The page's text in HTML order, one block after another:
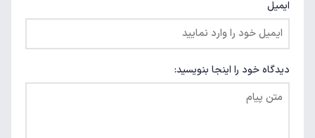
ایمیل
دیدگاه خود را اینجا بنویسید: